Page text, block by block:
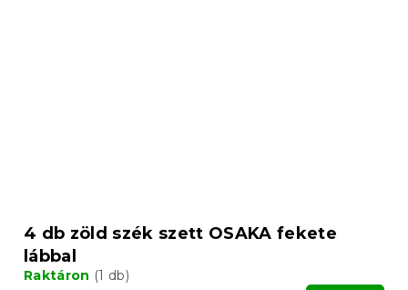
4 db zöld szék szett OSAKA fekete
lábbal
Raktáron (1 db)